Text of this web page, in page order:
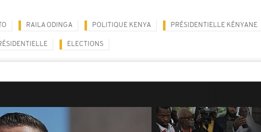
RAILA ODINGA POLITIQUE KENYA PRÉSIDENTIELLE KÉNYANE
ELECTIONS